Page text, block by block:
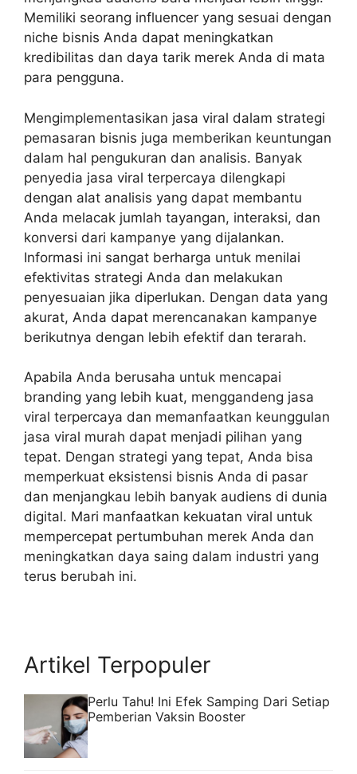
Memiliki seorang influencer yang sesuai dengan
niche bisnis Anda dapat meningkatkan
kredibilitas dan daya tarik merek Anda di mata
para pengguna.
Mengimplementasikan jasa viral dalam strategi
pemasaran bisnis juga memberikan keuntungan
dalam hal pengukuran dan analisis. Banyak
penyedia jasa viral terpercaya dilengkapi
dengan alat analisis yang dapat membantu
Anda melacak jumlah tayangan, interaksi, dan
konversi dari kampanye yang dijalankan.
Informasi ini sangat berharga untuk menilai
efektivitas strategi Anda dan melakukan
penyesuaian jika diperlukan. Dengan data yang
akurat, Anda dapat merencanakan kampanye
berikutnya dengan lebih efektif dan terarah.
Apabila Anda berusaha untuk mencapai
branding yang lebih kuat, menggandeng jasa
viral terpercaya dan memanfaatkan keunggulan
jasa viral murah dapat menjadi pilihan yang
tepat. Dengan strategi yang tepat, Anda bisa
memperkuat eksistensi bisnis Anda di pasar
dan menjangkau lebih banyak audiens di dunia
digital. Mari manfaatkan kekuatan viral untuk
mempercepat pertumbuhan merek Anda dan
meningkatkan daya saing dalam industri yang
terus berubah ini.
Artikel Terpopuler
Perlu Tahu! Ini Efek Samping Dari Setiap
Pemberian Vaksin Booster